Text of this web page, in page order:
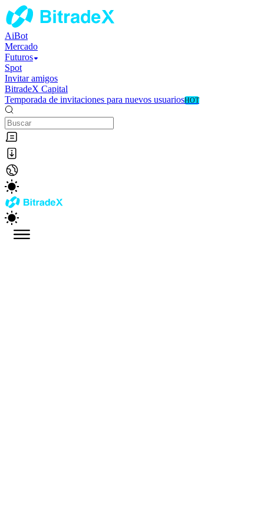
AiBot
Mercado
Futuros
Spot
Invitar amigos
BitradeX Capital
Temporada de invitaciones para nuevos usuariosHOT